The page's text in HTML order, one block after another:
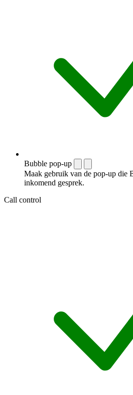
Bubble pop-up
Maak gebruik van de pop-up die
inkomend gesprek.
Call control